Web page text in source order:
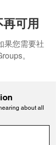
可用
果您需要社
。
about all